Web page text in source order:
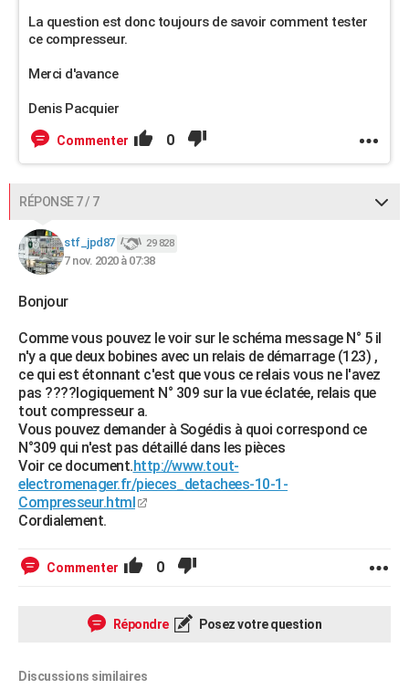
La question est donc toujours de savoir comment tester
ce compresseur.
Merci d'avance
Denis Pacquier
Commenter 0
RÉPONSE 7 / 7
stf_jpd87 29 828
7 nov. 2020 à 07:38
Bonjour
Comme vous pouvez le voir sur le schéma message N° 5 il
n'y a que deux bobines avec un relais de démarrage (123) ,
ce qui est étonnant c'est que vous ce relais vous ne l'avez
pas ????logiquement N° 309 sur la vue éclatée, relais que
tout compresseur a.
Vous pouvez demander à Sogédis à quoi correspond ce
N°309 qui n'est pas détaillé dans les pièces
Voir ce document.http://www.tout-
electromenager.fr/pieces_detachees-10-1-
Compresseur.html
Cordialement.
Commenter 0
Répondre Posez votre question
Discussions similaires